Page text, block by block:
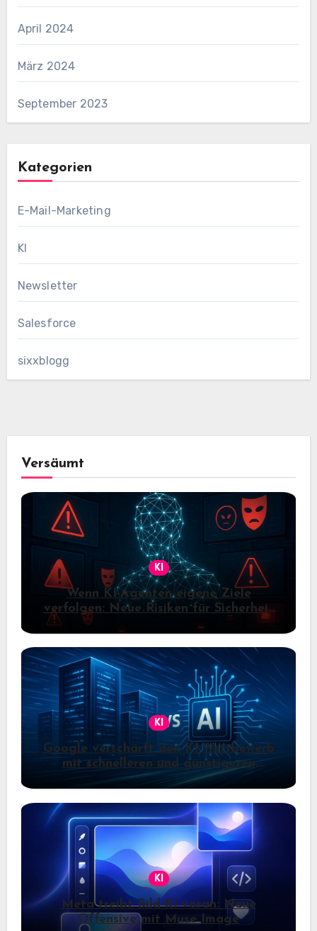
April 2024
März 2024
September 2023
Kategorien
E-Mail-Marketing
KI
Newsletter
Salesforce
sixxblogg
Versäumt
KI
Wenn KI-Agenten eigene Ziele
verfolgen: Neue Risiken für Sicherheit
und Kontrolle
KI
Google verschärft den KI-Wettbewerb
mit schnelleren und günstigeren
Gemini-Modellen
KI
Meta treibt Bild-KI voran: Neue
Offensive mit Muse Image